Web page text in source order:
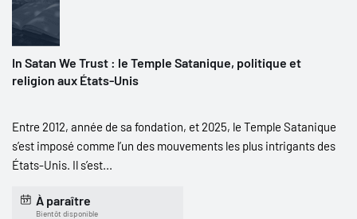
In Satan We Trust : le Temple Satanique, politique et
religion aux États-Unis
Entre 2012, année de sa fondation, et 2025, le Temple Satanique
s’est imposé comme l’un des mouvements les plus intrigants des
États-Unis. Il s’est...
À paraître
Bientôt disponible